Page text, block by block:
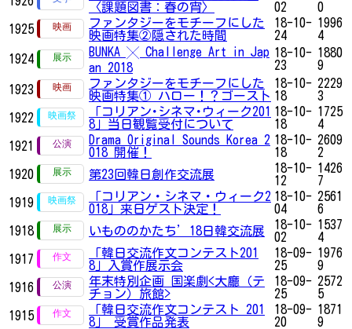
〈課題図書：春の宵〉
02
0
1925
ファンタジーをモチーフにした
映画特集②隠された時間
18-10-
24
1996
4
1924
BUNKA ╳ Challenge Art in Jap
an 2018
18-10-
23
1880
9
1923
ファンタジーをモチーフにした
映画特集① ハロー！？ゴースト
18-10-
18
2229
3
1922
「コリアン･シネマ･ウィーク201
8」当日観覧受付について
18-10-
18
1725
4
1921
Drama Original Sounds Korea 2
018 開催！
18-10-
18
2609
2
1920
第23回韓日創作交流展
18-10-
12
1426
7
1919
「コリアン・シネマ・ウィーク2
018」来日ゲスト決定！
18-10-
04
2561
6
1918
いもののかたち’18日韓交流展
18-10-
02
1537
4
1917
「韓日交流作文コンテスト201
8」入賞作展示会
18-09-
25
1976
9
1916
年末特別企画 国楽劇<大廳（テ
チョン）旅館>
18-09-
25
2572
5
1915
「韓日交流作文コンテスト 201
8」 受賞作品発表
18-09-
20
1871
9